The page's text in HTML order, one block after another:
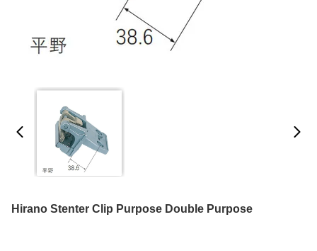
Hirano Stenter Clip Purpose Double Purpose